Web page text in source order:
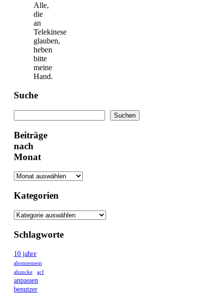
Alle,
die
an
Telekinese
glauben,
heben
bitte
meine
Hand.
Suche
Suchen
Beiträge
nach
Monat
Kategorien
Schlagworte
10 jahre
abonnement
abzocke
acf
anpassen
benutzer